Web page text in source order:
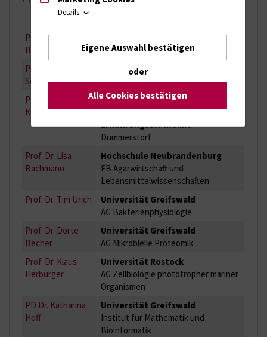
Prof. Dr. Mirko
Basen
Universität Rostock
Abteilung Mikrobiologie
Prof. Dr. Thomas
Schweder
Universität Greifswald
Pharmazeutische Biotechnologie
PD. Dr. Björn
Kuhla
Forschungsinstitut für
Nutztierbiologie
Ernährungsbiochemie
Dummerstorf
Prof. Dr. Lisa
Bachmann
Hochschule Neubrandenburg
FB Agarwirtschaft und
Lebensmittelwissenschaften
Prof. Dr. Tim Urich
Universität Greifswald
AG Bakterienphysiologie
Prof. Dr. Dörte
Becher
Universität Greifswald
AG Mikrobielle Proteomik
Prof. Dr. Klaus
Herburger
Universität Rostock
AG Zellbiologie phototropher mariner
Organismen
PD Dr. Katharina
Hoff
Universität Greifswald
Institut für Mathematik und
Bioinformatik
Details
Eigene Auswahl bestätigen
oder
Alle Cookies bestätigen